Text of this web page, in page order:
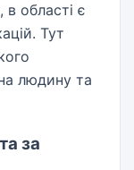
області є
Тут
людину та
за